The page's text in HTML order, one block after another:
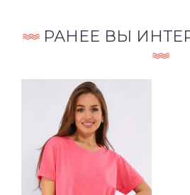
РАНЕЕ ВЫ